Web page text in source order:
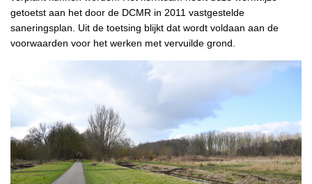
getoetst aan het door de DCMR in 2011 vastgestelde
saneringsplan. Uit de toetsing blijkt dat wordt voldaan aan de
voorwaarden voor het werken met vervuilde grond.